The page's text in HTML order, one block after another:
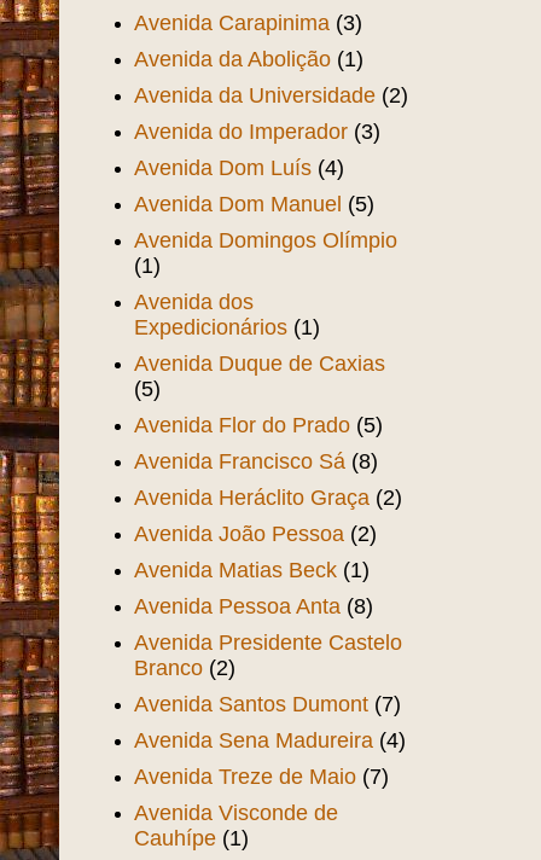
Avenida Carapinima (3)
Avenida da Abolição (1)
Avenida da Universidade (2)
Avenida do Imperador (3)
Avenida Dom Luís (4)
Avenida Dom Manuel (5)
Avenida Domingos Olímpio
(1)
Avenida dos
Expedicionários (1)
Avenida Duque de Caxias
(5)
Avenida Flor do Prado (5)
Avenida Francisco Sá (8)
Avenida Heráclito Graça (2)
Avenida João Pessoa (2)
Avenida Matias Beck (1)
Avenida Pessoa Anta (8)
Avenida Presidente Castelo
Branco (2)
Avenida Santos Dumont (7)
Avenida Sena Madureira (4)
Avenida Treze de Maio (7)
Avenida Visconde de
Cauhípe (1)